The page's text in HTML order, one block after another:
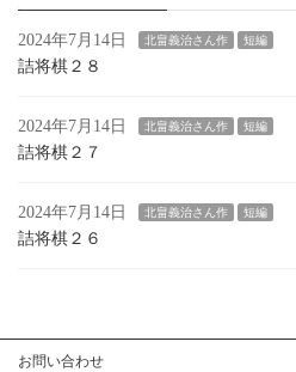
2024年7月14日 北畠義治さん作 短編
詰将棋２８
2024年7月14日 北畠義治さん作 短編
詰将棋２７
2024年7月14日 北畠義治さん作 短編
詰将棋２６
お問い合わせ